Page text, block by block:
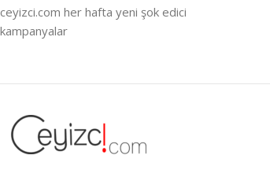
ceyizci.com her hafta yeni şok edici
kampanyalar